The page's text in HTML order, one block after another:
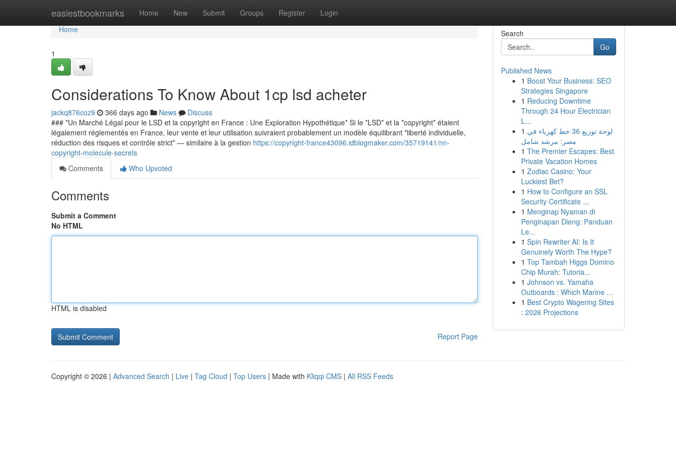
easiestbookmarks Home New Submit Groups Register Login
Home
Home
1
Considerations To Know About 1cp lsd acheter
jackq876coz9 366 days ago News
Discuss
### *Un Marché Légal pour le LSD et la copyright en France : Une Exploration Hypothétique* Si le *LSD* et la *copyright* étaient
légalement réglementés en France, leur vente et leur utilisation suivraient probablement un modèle équilibrant *liberté individuelle,
réduction des risques et contrôle strict* — similaire à la gestion https://copyright-france43096.idblogmaker.com/35719141/nn-
copyright-molecule-secrets
Comments
Who Upvoted
Comments
Submit a Comment
No HTML
HTML is disabled
Report Page
Search
Go
Published News
1 Boost Your Business: SEO
Strategies Singapore
1 Reducing Downtime
Through 24 Hour Electrician
L...
1 لوحة توزيع 36 خط كهرباء في
مصر: مرشد شامل
1 The Premier Escapes: Best
Private Vacation Homes
1 Zodiac Casino: Your
Luckiest Bet?
1 How to Configure an SSL
Security Certificate ...
1 Menginap Nyaman di
Penginapan Dieng: Panduan
Le...
1 Spin Rewriter AI: Is It
Genuinely Worth The Hype?
1 Top Tambah Higgs Domino
Chip Murah: Tutoria...
1 Johnson vs. Yamaha
Outboards : Which Marine ...
1 Best Crypto Wagering Sites
: 2026 Projections
Copyright © 2026 | Advanced Search | Live | Tag Cloud | Top Users | Made with Kliqqi CMS | All RSS Feeds